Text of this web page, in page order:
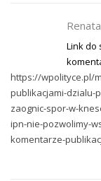
Renata
Link do
https://wpolityce.pl/
publikacjami-dzialu-
zaognic-spor-w-
ipn-nie-pozwolimy-
komentarze-